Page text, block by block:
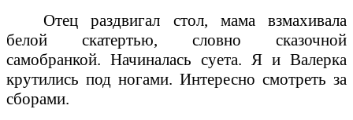
Отец раздвигал стол, мама взмахивала
белой скатертью, словно сказочной
самобранкой. Начиналась суета. Я и Валерка
крутились под ногами. Интересно смотреть за
сборами.